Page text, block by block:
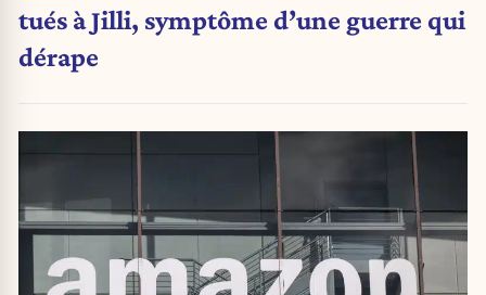
tués à Jilli, symptôme d’une guerre qui
dérape